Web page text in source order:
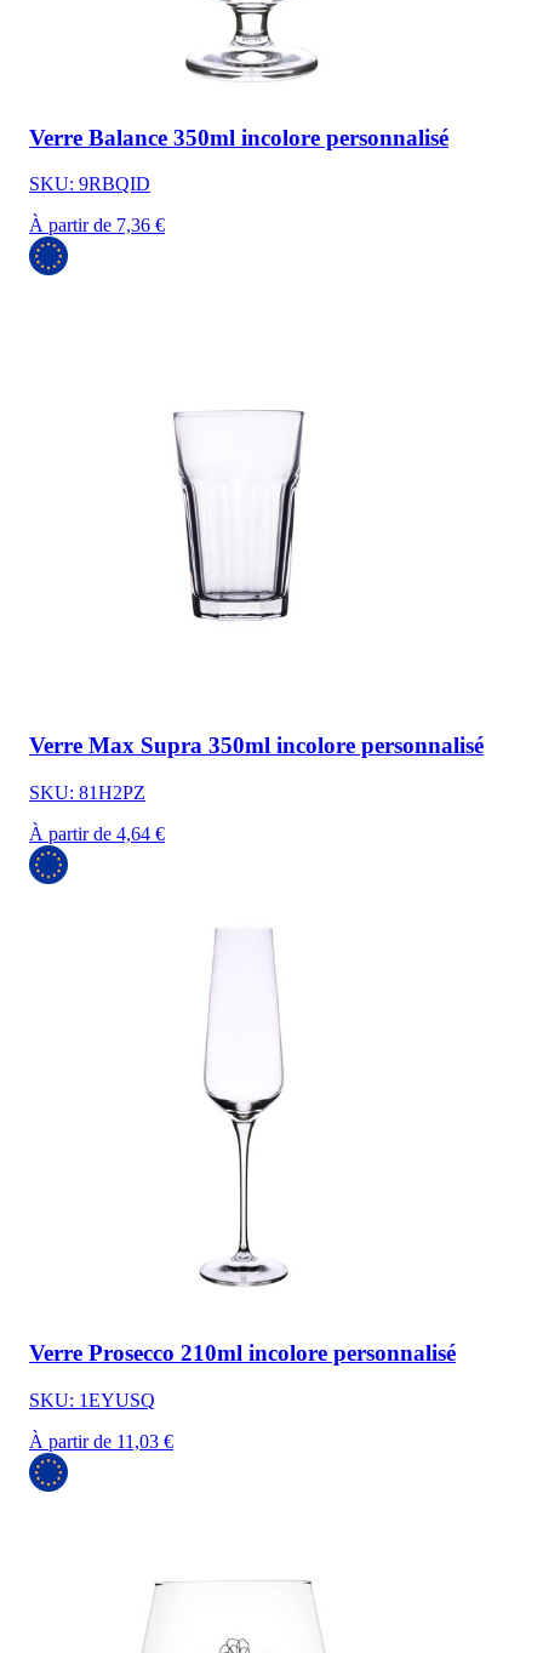
Verre Balance 350ml incolore personnalisé
SKU: 9RBQID
À partir de 7,36 €
Verre Max Supra 350ml incolore personnalisé
SKU: 81H2PZ
À partir de 4,64 €
Verre Prosecco 210ml incolore personnalisé
SKU: 1EYUSQ
À partir de 11,03 €